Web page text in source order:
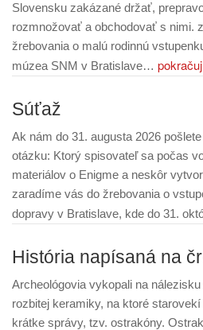
Slovensku zakázané držať,
rozmnožovať a obchodovať s nimi.
žrebovania o malú rodinnú
múzea SNM v Bratislave… pokračuj
Súťaž
Ak nám do 31. augusta 2026
otázku: Ktorý spisovateľ sa počas
materiálov o Enigme a neskôr
zaradíme vás do žrebovania o
dopravy v Bratislave, kde do 31.
História napísaná na
Archeológovia vykopali na
rozbitej keramiky, na ktoré
krátke správy, tzv. ostrakóny.